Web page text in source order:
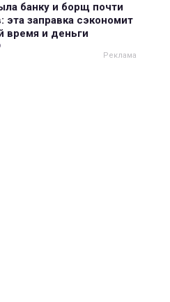
банку и борщ почти
эта заправка сэкономит
время и деньги